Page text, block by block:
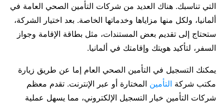
التي تناسبك. هناك العديد من شركات التأمين الصحي العامة في
ألمانيا، ولكل منها مزاياها وخدماتها الخاصة. بعد اختيار الشركة،
ستحتاج إلى تقديم بعض المستندات، مثل بطاقة الإقامة وجواز
السفر، لتأكيد هويتك وإقامتك في ألمانيا.
يمكنك التسجيل في التأمين الصحي العام إما عن طريق زيارة
مكتب شركة التأمين المختارة أو عبر الإنترنت. تقدم معظم
شركات التأمين خيار التسجيل الإلكتروني، مما يسهل عملية